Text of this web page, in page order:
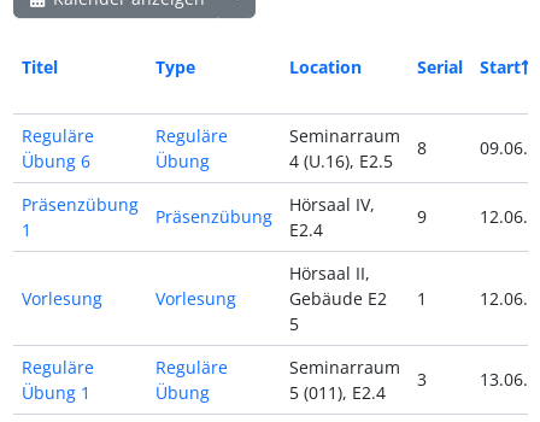
Titel Type Location Serial Start
Reguläre
Übung 6
Reguläre
Übung
Seminarraum
4 (U.16), E2.5
8
Präsenzübung
1
Präsenzübung
Hörsaal IV,
E2.4
9
Vorlesung Vorlesung
Hörsaal II,
Gebäude E2
5
1
Reguläre
Übung 1
Reguläre
Übung
Seminarraum
5 (011), E2.4
3